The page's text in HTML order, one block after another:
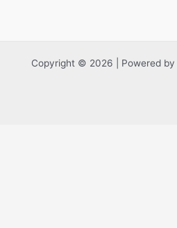
Copyright © 2026 | Powered by